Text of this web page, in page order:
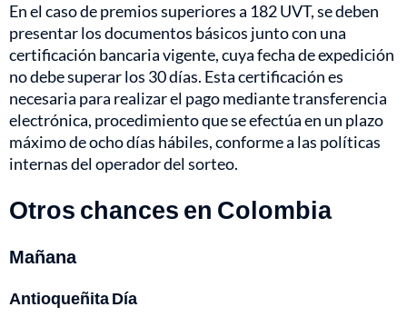
En el caso de premios superiores a 182 UVT, se deben
presentar los documentos básicos junto con una
certificación bancaria vigente, cuya fecha de expedición
no debe superar los 30 días. Esta certificación es
necesaria para realizar el pago mediante transferencia
electrónica, procedimiento que se efectúa en un plazo
máximo de ocho días hábiles, conforme a las políticas
internas del operador del sorteo.
Otros chances en Colombia
Mañana
Antioqueñita Día